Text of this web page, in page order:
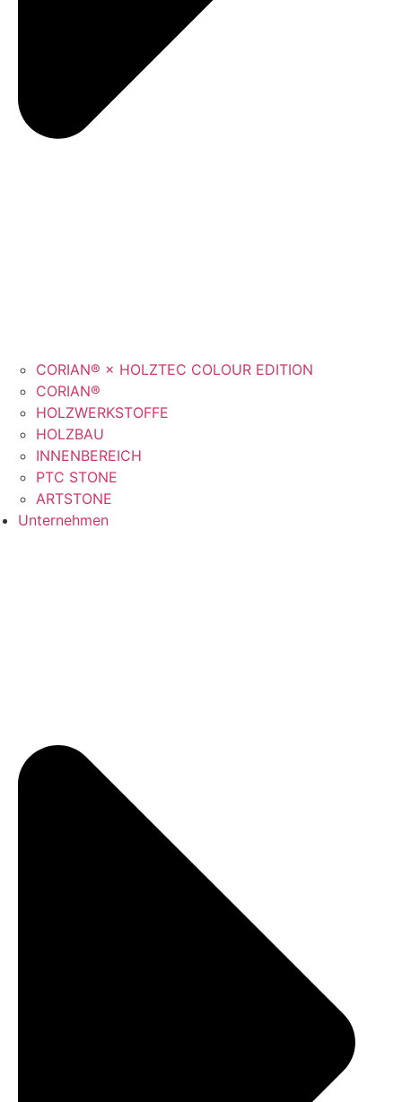
CORIAN® × HOLZTEC COLOUR EDITION
CORIAN®
HOLZWERKSTOFFE
HOLZBAU
INNENBEREICH
PTC STONE
ARTSTONE
Unternehmen